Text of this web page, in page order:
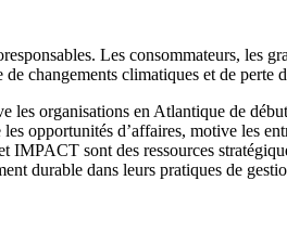
Les consommateurs, les
changements climatiques et de perte
les organisations en Atlantique de
opportunités d’affaires, motive les
sont des ressources
durable dans leurs pratiques de